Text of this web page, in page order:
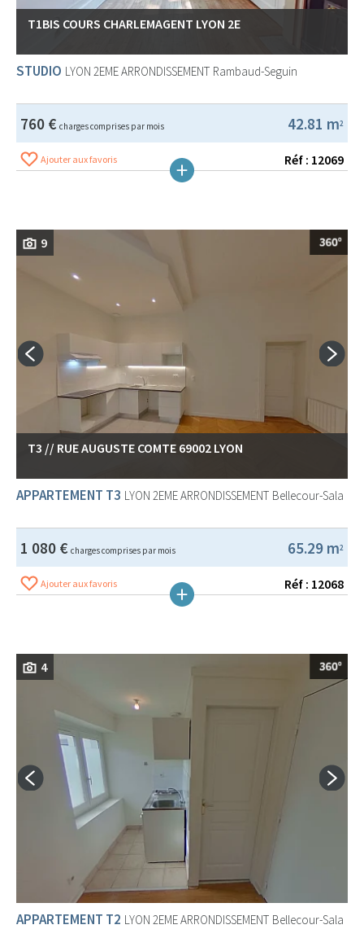
T1BIS COURS CHARLEMAGENT LYON 2E
STUDIO LYON 2EME ARRONDISSEMENT Rambaud-Seguin
42.81 m2
760 € charges comprises par mois
Ajouter aux favoris Réf : 12069
9
T3 // RUE AUGUSTE COMTE 69002 LYON
APPARTEMENT T3 LYON 2EME ARRONDISSEMENT Bellecour-Sala
65.29 m2
1 080 € charges comprises par mois
Ajouter aux favoris Réf : 12068
4
APPARTEMENT T2 LYON 2EME ARRONDISSEMENT Bellecour-Sala